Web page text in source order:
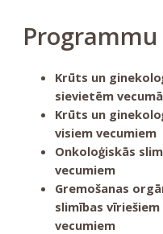
Krūts un
sievietēm
Krūts un
visiem vecumiem
Onkoloģiskās
vecumiem
Gremošanas
slimības
vecumiem